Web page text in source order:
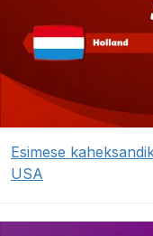
Esimese
USA